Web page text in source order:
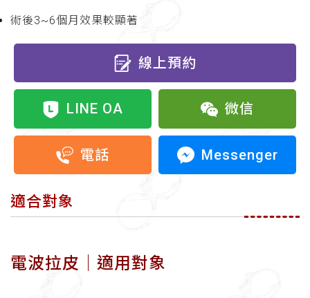
術後3~6個月效果較顯著
線上預約
LINE OA 微信
電話 Messenger
適合對象
電波拉皮│適用對象